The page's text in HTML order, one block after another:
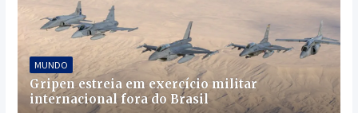
MUNDO
Gripen estreia em exercício militar
internacional fora do Brasil